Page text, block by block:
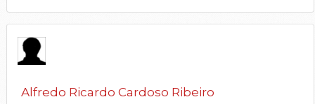
Alfredo Ricardo Cardoso Ribeiro